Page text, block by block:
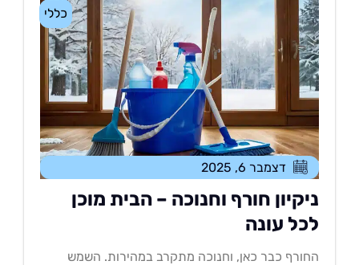
כללי
דצמבר 6, 2025
חורף וחנוכה – הבית מוכן
עונה
כבר כאן, וחנוכה מתקרב במהירות. השמש